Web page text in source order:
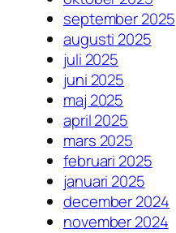
september 2025
augusti 2025
juli 2025
juni 2025
maj 2025
april 2025
mars 2025
februari 2025
januari 2025
december 2024
november 2024